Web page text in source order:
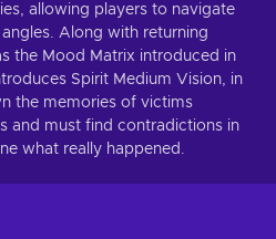
allowing players to navigate
Along with returning
the Mood Matrix introduced in
Spirit Medium Vision, in
the memories of victims
and must find contradictions in
what really happened.